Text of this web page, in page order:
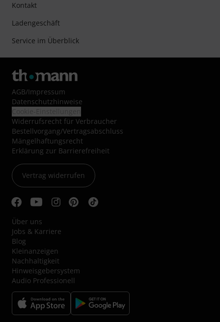
Kontakt
Ladengeschäft
Service im Überblick
AGB/Impressum
Datenschutzhinweise
Widerrufsrecht für Verbraucher
Bestellvorgang/Vertragsabschluss
Mängelhaftungsrecht
Erklärung zur Barrierefreiheit
Vertrag widerrufen
Über uns
Jobs & Karriere
Blog
Kleinanzeigen
Nachhaltigkeit
Hinweisgebersystem
Audio Professionell